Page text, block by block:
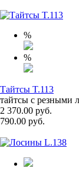
%
%
Тайтсы T.113
тайтсы с резными
2 370.00 руб.
790.00 руб.